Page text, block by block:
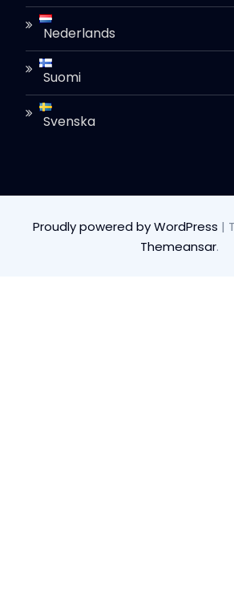
Nederlands
Suomi
Svenska
Proudly powered by WordPress |
Themeansar.